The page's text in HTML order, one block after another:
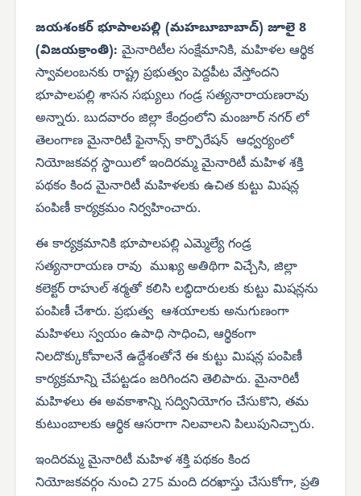
జయశంకర్ భూపాలపల్లి (మహబూబాబాద్) జూలై 8
(విజయక్రాంతి): మైనారిటీల సంక్షేమానికి, మహిళల ఆర్థిక
స్వావలంబనకు రాష్ట్ర ప్రభుత్వం పెద్దపీట వేస్తోందని
భూపాలపల్లి శాసన సభ్యులు గండ్ర సత్యనారాయణరావు
అన్నారు. బుదవారం జిల్లా కేంద్రంలోని మంజూర్ నగర్ లో
తెలంగాణ మైనారిటీ ఫైనాన్స్ కార్పొరేషన్ ఆధ్వర్యంలో
నియోజకవర్గ స్థాయిలో ఇందిరమ్మ మైనారిటీ మహిళ శక్తి
పథకం కింద మైనారిటీ మహిళలకు ఉచిత కుట్టు మిషన్ల
పంపిణీ కార్యక్రమం నిర్వహించారు.
ఈ కార్యక్రమానికి భూపాలపల్లి ఎమ్మెల్యే గండ్ర
సత్యనారాయణ రావు ముఖ్య అతిథిగా విచ్చేసి, జిల్లా
కలెక్టర్ రాహుల్ శర్మతో కలిసి లబ్ధిదారులకు కుట్టు మిషన్లను
పంపిణీ చేశారు. ప్రభుత్వ ఆశయాలకు అనుగుణంగా
మహిళలు స్వయం ఉపాధి సాధించి, ఆర్థికంగా
నిలదొక్కుకోవాలనే ఉద్దేశంతోనే ఈ కుట్టు మిషన్ల పంపిణీ
కార్యక్రమాన్ని చేపట్టడం జరిగిందని తెలిపారు. మైనారిటీ
మహిళలు ఈ అవకాశాన్ని సద్వినియోగం చేసుకొని, తమ
కుటుంబాలకు ఆర్థిక ఆసరాగా నిలవాలని పిలుపునిచ్చారు.
ఇందిరమ్మ మైనారిటీ మహిళ శక్తి పథకం కింద
నియోజకవర్గం నుంచి 275 మంది దరఖాస్తు చేసుకోగా, ప్రతి